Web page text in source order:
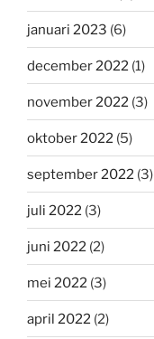
januari 2023 (6)
december 2022 (1)
november 2022 (3)
oktober 2022 (5)
september 2022 (3)
juli 2022 (3)
juni 2022 (2)
mei 2022 (3)
april 2022 (2)